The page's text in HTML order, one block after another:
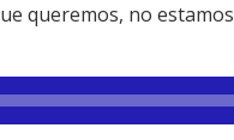
queremos, no